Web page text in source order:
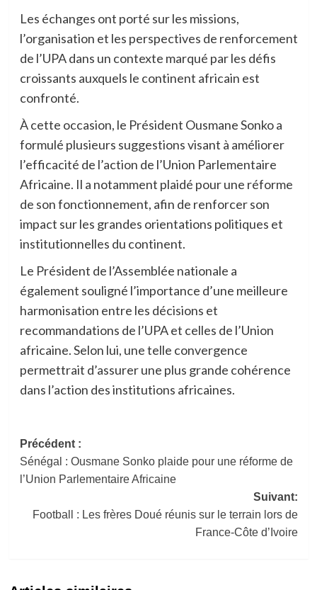
Les échanges ont porté sur les missions,
l’organisation et les perspectives de renforcement
de l’UPA dans un contexte marqué par les défis
croissants auxquels le continent africain est
confronté.
À cette occasion, le Président Ousmane Sonko a
formulé plusieurs suggestions visant à améliorer
l’efficacité de l’action de l’Union Parlementaire
Africaine. Il a notamment plaidé pour une réforme
de son fonctionnement, afin de renforcer son
impact sur les grandes orientations politiques et
institutionnelles du continent.
Le Président de l’Assemblée nationale a
également souligné l’importance d’une meilleure
harmonisation entre les décisions et
recommandations de l’UPA et celles de l’Union
africaine. Selon lui, une telle convergence
permettrait d’assurer une plus grande cohérence
dans l’action des institutions africaines.
Navigation
d’article
Précédent :
Sénégal : Ousmane Sonko plaide pour une réforme de
l’Union Parlementaire Africaine
Suivant:
Football : Les frères Doué réunis sur le terrain lors de
France-Côte d’Ivoire